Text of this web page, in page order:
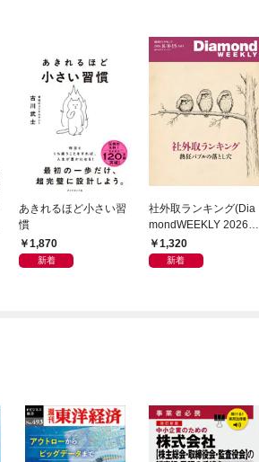
あきれるほど小さい習
慣
1,870
新着
社外取ランキング(Dia
mondWEEKLY 2026年
8/8・15合併号)
1,320
新着